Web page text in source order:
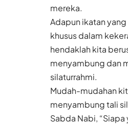
mereka.
Adapun ikatan
khusus dalam
hendaklah kita
menyambung dan
silaturrahmi.
Mudah-mudahan
menyambung tali
Sabda Nabi,